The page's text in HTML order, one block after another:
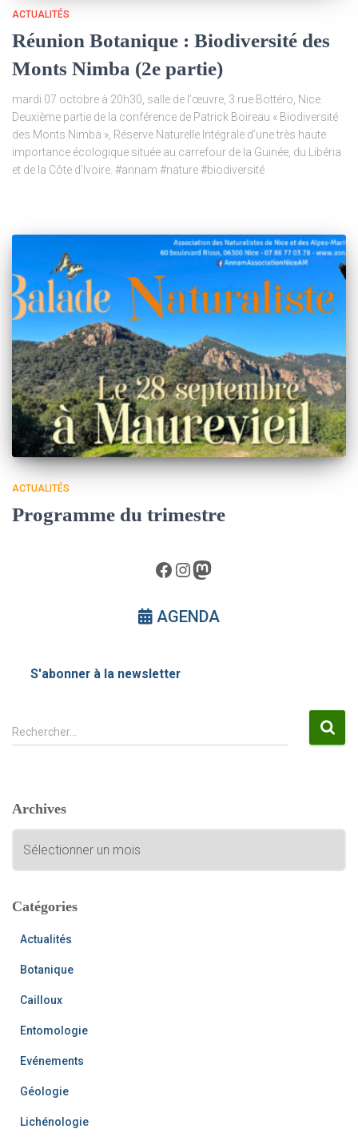
ACTUALITÉS
Réunion Botanique : Biodiversité des
Monts Nimba (2e partie)
mardi 07 octobre à 20h30, salle de l’œuvre, 3 rue Bottéro, Nice.
Deuxième partie de la conférence de Patrick Boireau « Biodiversité
des Monts Nimba », Réserve Naturelle Intégrale d’une très haute
importance écologique située au carrefour de la Guinée, du Libéria
et de la Côte d’Ivoire. #annam #nature #biodiversité
ACTUALITÉS
Programme du trimestre
Facebook InstagramMastodon
AGENDA
S'abonner à la newsletter
R
e
r
c
:
Rechercher…
Archives
c
iCatégories
Actualités
Botanique
Cailloux
Entomologie
Evénements
Géologie
Lichénologie